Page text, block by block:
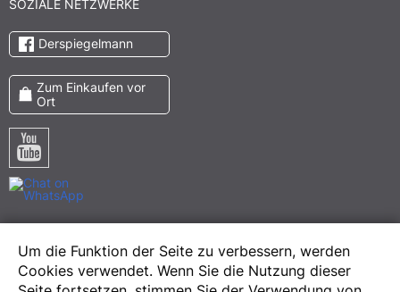
Um die Funktion der Seite zu verbessern, werden
Cookies verwendet. Wenn Sie die Nutzung dieser
SOZIALE NETZWERKE
Derspiegelmann
Zum Einkaufen vor
Ort
Pinterest
Meta
Instagram